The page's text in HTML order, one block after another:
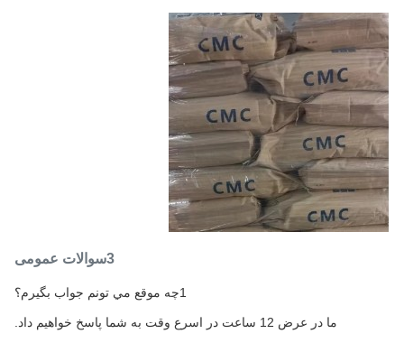
3سوالات عمومی
1چه موقع مي تونم جواب بگيرم؟
ما در عرض 12 ساعت در اسرع وقت به شما پاسخ خواهیم داد.